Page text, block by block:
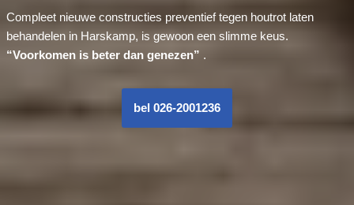
Compleet nieuwe constructies preventief tegen houtrot laten
behandelen in Harskamp, is gewoon een slimme keus.
“Voorkomen is beter dan genezen” .
bel 026-2001236